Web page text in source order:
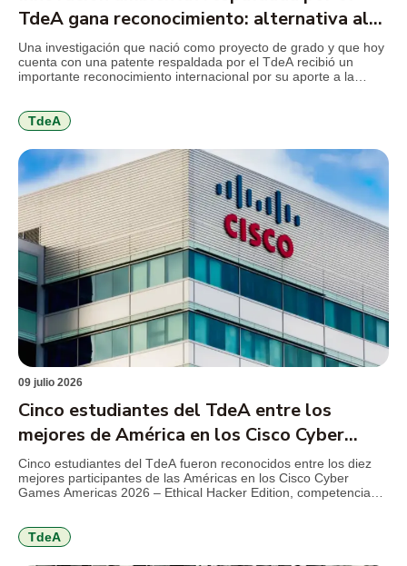
TdeA gana reconocimiento: alternativa al
mercurio en la minería
Una investigación que nació como proyecto de grado y que hoy
cuenta con una patente respaldada por el TdeA recibió un
importante reconocimiento internacional por su aporte a la
elaborado a partir de la cáscara de cacao, una […]
TdeA
09 julio 2026
Cinco estudiantes del TdeA entre los
mejores de América en los Cisco Cyber
Games 2026
Cinco estudiantes del TdeA fueron reconocidos entre los diez
mejores participantes de las Américas en los Cisco Cyber
Games Americas 2026 – Ethical Hacker Edition, competencia
ciberseguridad, hacking ético y resolución de problemas
técnicos. El […]
TdeA